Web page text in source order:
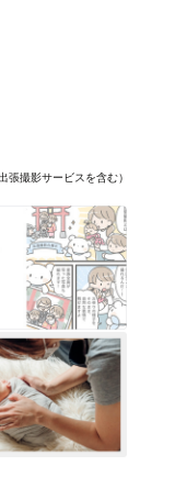
撮影サービスを含む）